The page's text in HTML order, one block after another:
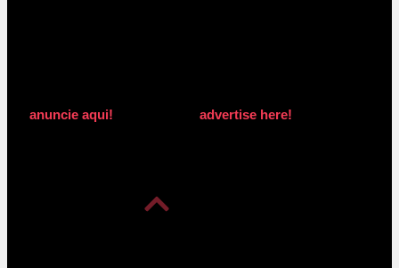
anuncie aqui! advertise here!